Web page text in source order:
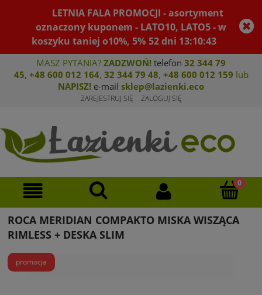
LETNIA FALA PROMOCJI - asortyment
oznaczony kuponem - LATO10, LATO5 - w
koszyku taniej o10%, 5% 52dni 13:10:43
MASZ PYTANIA? ZADZWOŃ! telefon 32 344 79
45, +48 600 012 164, 32 344 79 48, +48 600 012 159 lub
NAPISZ! e-mail sklep@lazienki.eco
ZAREJESTRUJ SIĘ ZALOGUJ SIĘ
ROCA MERIDIAN COMPAKTO MISKA WISZĄCA
RIMLESS + DESKA SLIM
promocja